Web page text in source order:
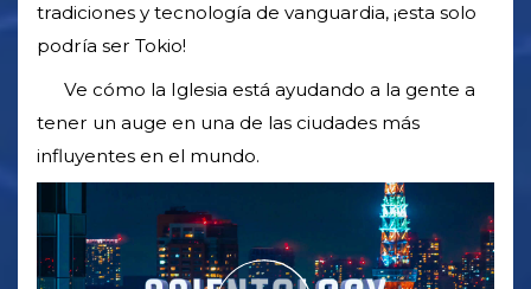
tradiciones y tecnología de vanguardia, ¡esta solo
podría ser Tokio!
Ve cómo la Iglesia está ayudando a la gente a
tener un auge en una de las ciudades más
influyentes en el mundo.